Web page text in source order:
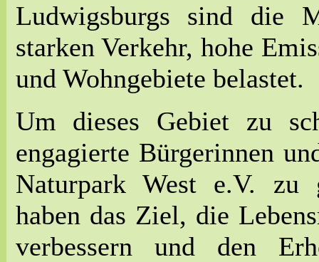
Ludwigsburgs sind die
starken Verkehr, hohe
und Wohngebiete belastet.
Um dieses Gebiet zu
engagierte Bürgerinnen
Naturpark West e.V. zu
haben das Ziel, die
verbessern und den